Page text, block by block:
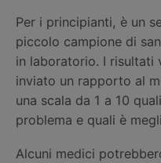
Per i principianti, è un
piccolo campione di
in laboratorio. I risultati
inviato un rapporto al
una scala da 1 a 10
problema e quali è
Alcuni medici